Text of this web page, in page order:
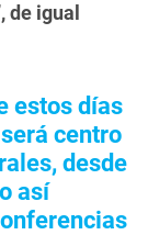
de igual
estos días
centro
desde
así